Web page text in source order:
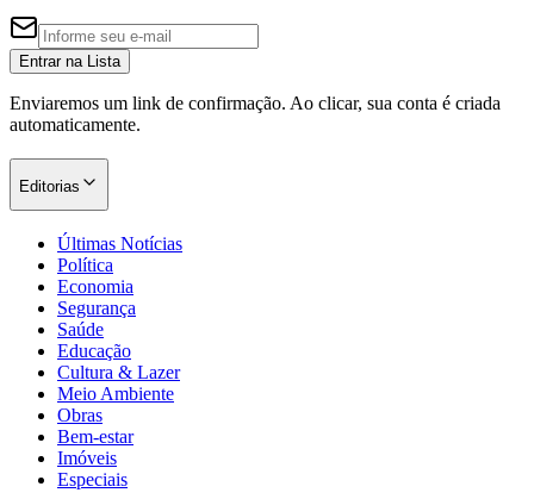
Entrar na Lista
Enviaremos um link de confirmação. Ao clicar, sua conta é criada
automaticamente.
Editorias
Últimas Notícias
Política
Economia
Segurança
Saúde
Educação
Cultura & Lazer
Meio Ambiente
Obras
Bem-estar
Imóveis
Especiais